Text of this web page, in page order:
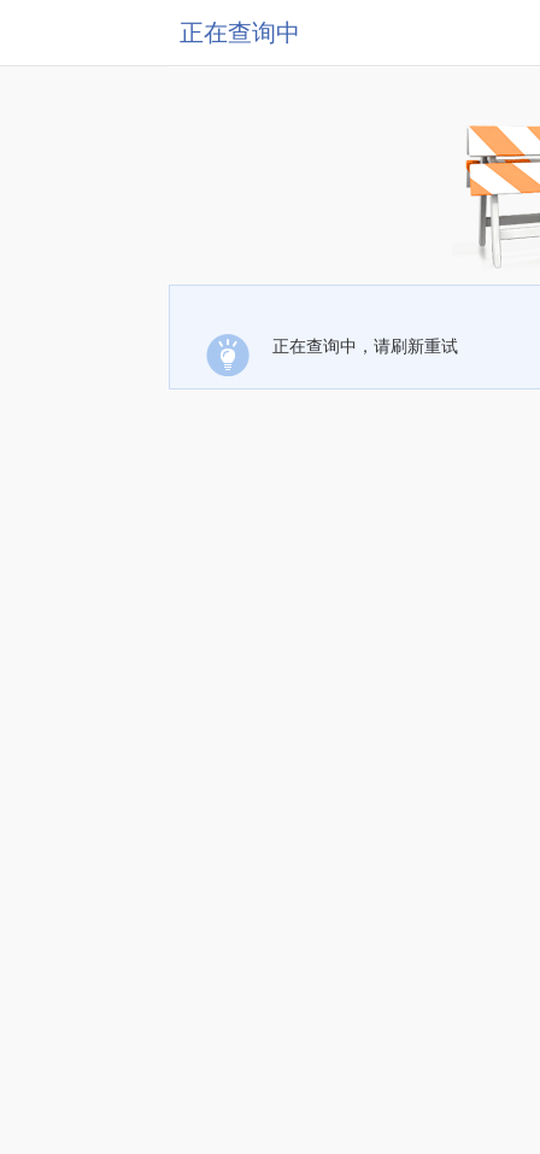
正在查询中
正在查询中，请刷新重试